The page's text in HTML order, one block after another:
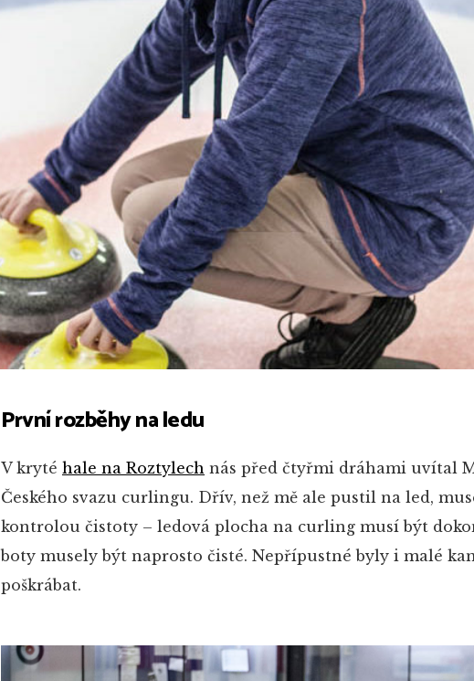
První rozběhy na ledu
V kryté hale na Roztylech nás před čtyřmi dráhami uvítal
Českého svazu curlingu. Dřív, než mě ale pustil na led,
kontrolou čistoty – ledová plocha na curling musí být
boty musely být naprosto čisté. Nepřípustné byly i malé
poškrábat.